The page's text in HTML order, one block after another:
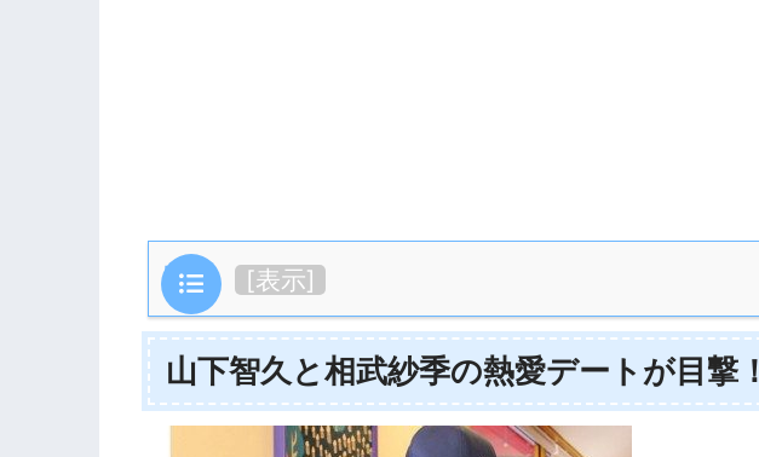
目次 [表示]
山下智久と相武紗季の熱愛デートが目撃！